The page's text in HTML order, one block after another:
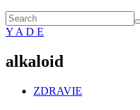
Y A D E
alkaloid
ZDRAVIE